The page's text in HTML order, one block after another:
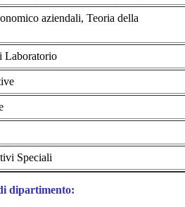
aziendali, Teoria della
Laboratorio
Speciali
dipartimento: